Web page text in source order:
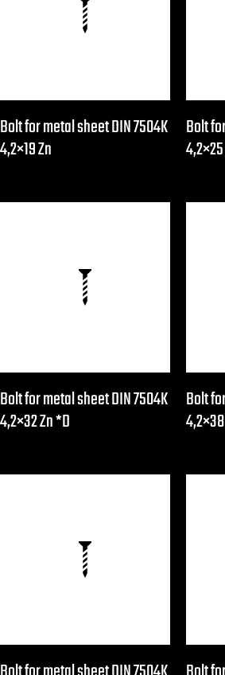
Bolt for metal sheet DIN 7504K
4,2×19 Zn
Bolt
Bolt for metal sheet DIN 7504K
4,2×32 Zn *D
Bolt